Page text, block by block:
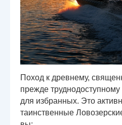
Поход к древнему,
прежде
для избранных. Это
таинственные